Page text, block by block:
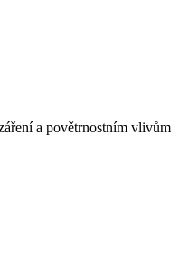
a povětrnostním vlivům